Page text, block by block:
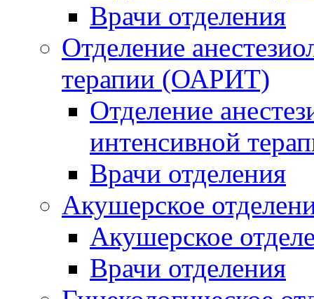
Врачи отделения
Отделение
терапии (ОАРИТ)
Отделение
интенсивной
Врачи отделения
Акушерское
Акушерское
Врачи отделения